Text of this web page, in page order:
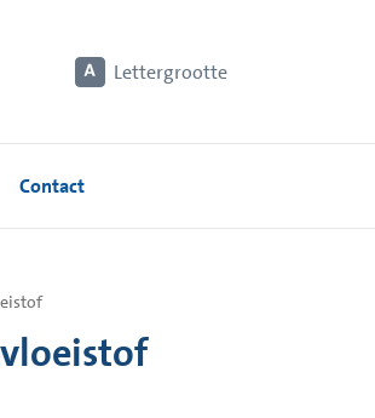
Lettergrootte
Contact